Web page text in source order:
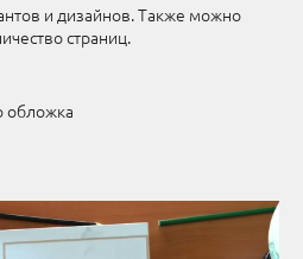
и дизайнов. Также можно
страниц.
обложка